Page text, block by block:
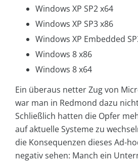
Windows XP SP2 x64
Windows XP SP3 x86
Windows XP Embedded
Windows 8 x86
Windows 8 x64
Ein überaus netter Zug von
war man in Redmond dazu
Schließlich hatten die Opfer
auf aktuelle Systeme zu
die Konsequenzen dieses Ad-
negativ sehen: Manch ein